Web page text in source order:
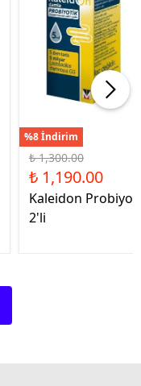
%8 İndirim
₺ 1,300.00
₺ 1,190.00
Kaleidon
2'li